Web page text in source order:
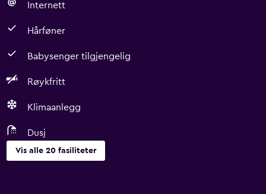
Internett
Hårføner
Babysenger tilgjengelig
Røykfritt
Klimaanlegg
Dusj
Vis alle 20 fasiliteter